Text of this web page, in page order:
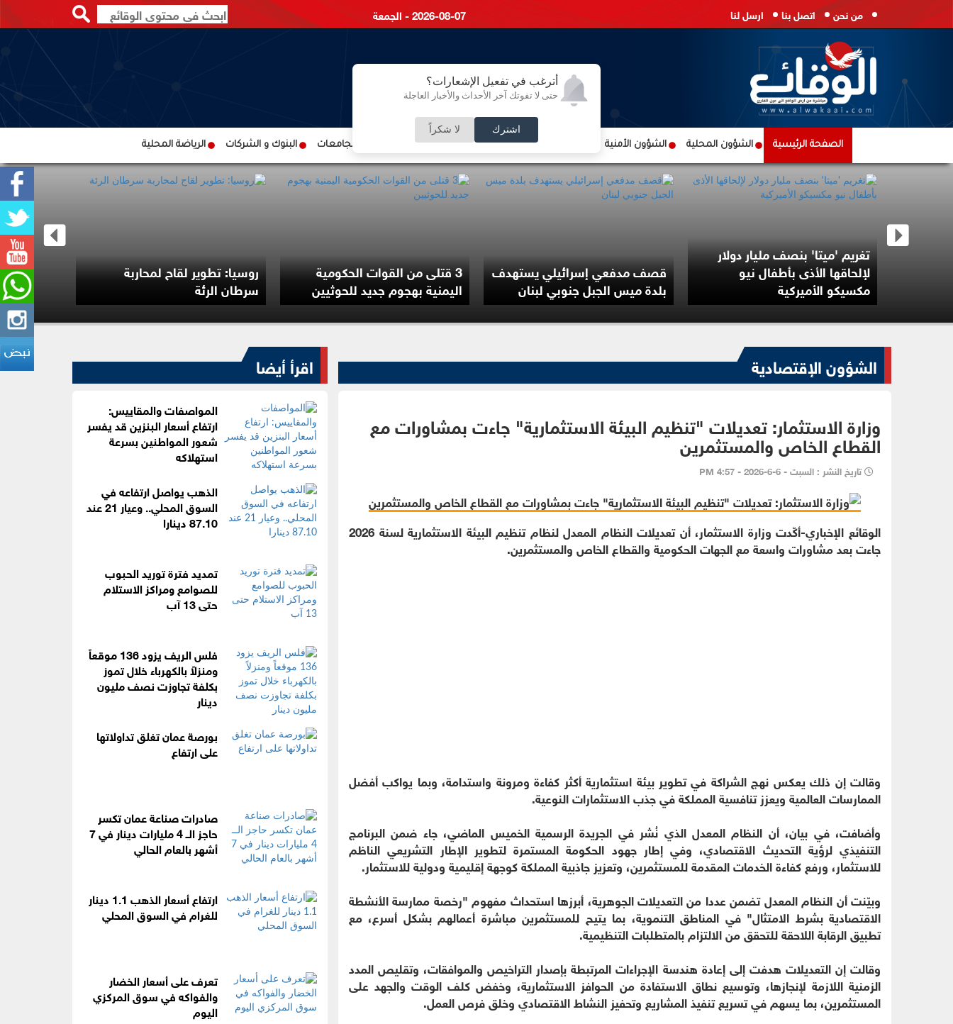
أترغب في تفعيل الإشعارات؟
حتى لا تفوتك آخر الأحداث والأخبار العاجلة
اشترك لا شكراً
من نحن اتصل بنا ارسل لنا 2026-08-07 - الجمعة
الصفحة الرئيسية الشؤون المحلية الشؤون الأمنية الشؤون الإقتصادية الشؤون البرلمانية التعليم والجامعات البنوك و الشركات الرياضة المحلية
تغريم 'ميتا' بنصف مليار دولار
لإلحاقها الأذى بأطفال نيو
مكسيكو الأميركية
قصف مدفعي إسرائيلي يستهدف
بلدة ميس الجبل جنوبي لبنان
3 قتلى من القوات الحكومية
اليمنية بهجوم جديد للحوثيين
روسيا: تطوير لقاح لمحاربة
سرطان الرئة يمنياً
الشؤون الإقتصادية
وزارة الاستثمار: تعديلات "تنظيم البيئة الاستثمارية" جاءت بمشاورات مع
القطاع الخاص والمستثمرين
تاريخ النشر : السبت - 6-6-2026 - 4:57 PM
الوقائع الإخباري-أكّدت وزارة الاستثمار، أن تعديلات النظام المعدل لنظام تنظيم البيئة الاستثمارية لسنة 2026
جاءت بعد مشاورات واسعة مع الجهات الحكومية والقطاع الخاص والمستثمرين.
وقالت إن ذلك يعكس نهج الشراكة في تطوير بيئة استثمارية أكثر كفاءة ومرونة واستدامة، وبما يواكب أفضل
الممارسات العالمية ويعزز تنافسية المملكة في جذب الاستثمارات النوعية.
وأضافت، في بيان، أن النظام المعدل الذي نُشر في الجريدة الرسمية الخميس الماضي، جاء ضمن البرنامج
التنفيذي لرؤية التحديث الاقتصادي، وفي إطار جهود الحكومة المستمرة لتطوير الإطار التشريعي الناظم
للاستثمار، ورفع كفاءة الخدمات المقدمة للمستثمرين، وتعزيز جاذبية المملكة كوجهة إقليمية ودولية للاستثمار.
وبيّنت أن النظام المعدل تضمن عددا من التعديلات الجوهرية، أبرزها استحداث مفهوم "رخصة ممارسة الأنشطة
الاقتصادية بشرط الامتثال" في المناطق التنموية، بما يتيح للمستثمرين مباشرة أعمالهم بشكل أسرع، مع
تطبيق الرقابة اللاحقة للتحقق من الالتزام بالمتطلبات التنظيمية.
وقالت إن التعديلات هدفت إلى إعادة هندسة الإجراءات المرتبطة بإصدار التراخيص والموافقات، وتقليص المدد
الزمنية اللازمة لإنجازها، وتوسيع نطاق الاستفادة من الحوافز الاستثمارية، وخفض كلف الوقت والجهد على
المستثمرين، بما يسهم في تسريع تنفيذ المشاريع وتحفيز النشاط الاقتصادي وخلق فرص العمل.
اقرأ أيضا
المواصفات والمقاييس:
ارتفاع أسعار البنزين قد يفسر
شعور المواطنين بسرعة
استهلاكه
الذهب يواصل ارتفاعه في
السوق المحلي.. وعيار 21 عند
87.10 دينارا
تمديد فترة توريد الحبوب
للصوامع ومراكز الاستلام
حتى 13 آب
فلس الريف يزود 136 موقعاً
ومنزلاً بالكهرباء خلال تموز
بكلفة تجاوزت نصف مليون
دينار
بورصة عمان تغلق تداولاتها
على ارتفاع
صادرات صناعة عمان تكسر
حاجز الــ 4 مليارات دينار في 7
أشهر بالعام الحالي
ارتفاع أسعار الذهب 1.1 دينار
للغرام في السوق المحلي
تعرف على أسعار الخضار
والفواكه في سوق المركزي
اليوم